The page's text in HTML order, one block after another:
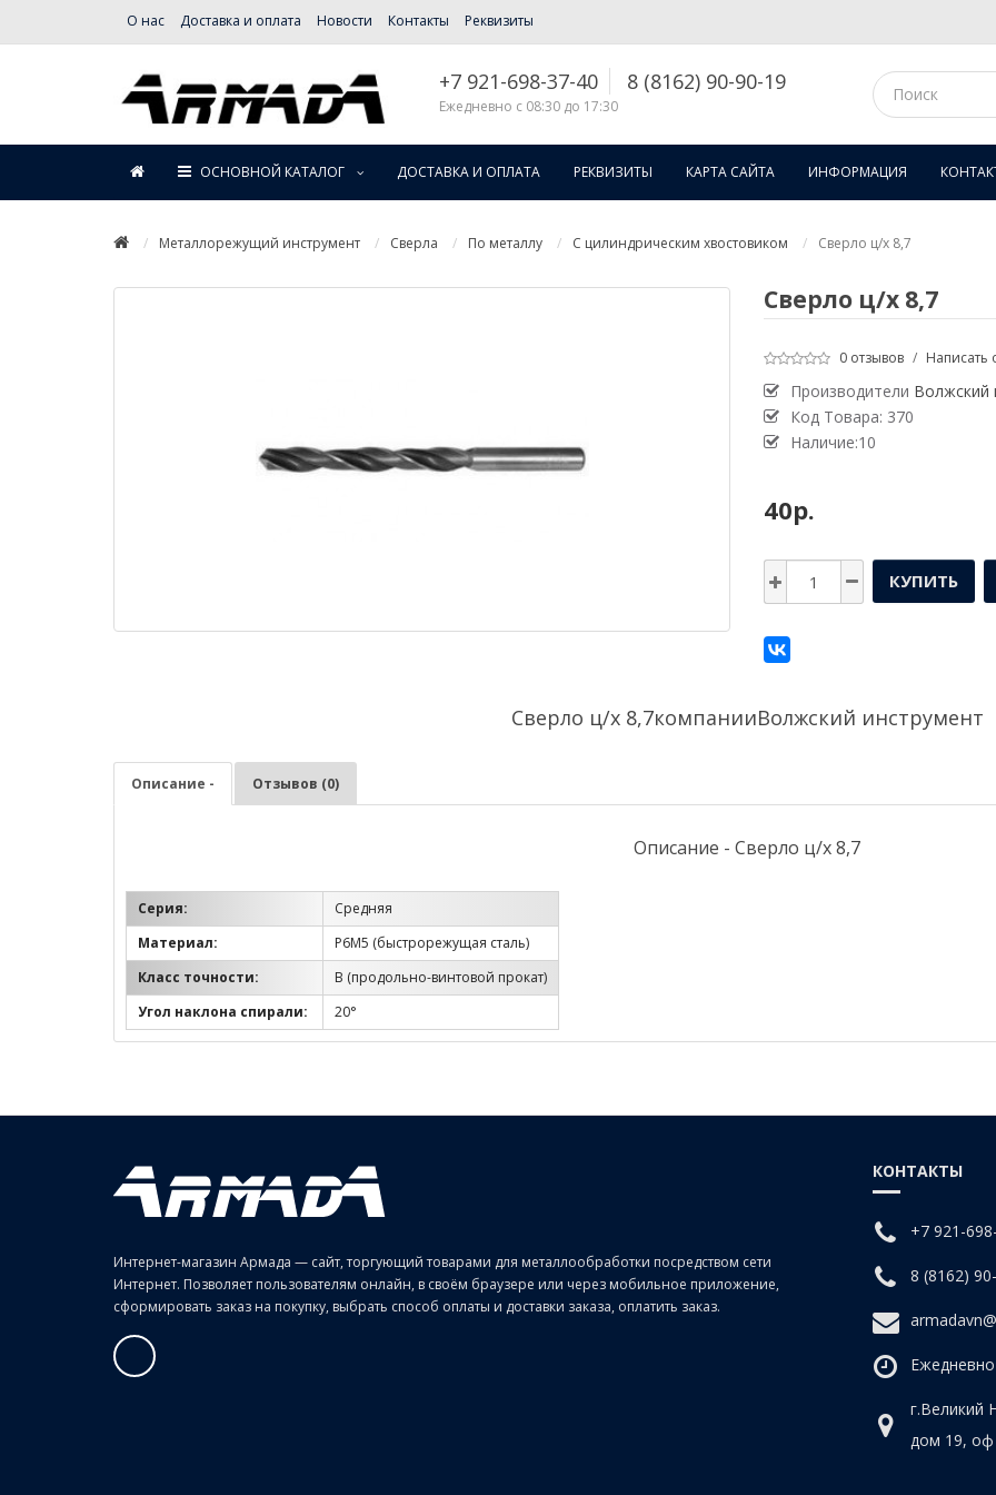
О нас Доставка и оплата Новости Контакты Реквизиты
+7 921-698-37-40 8 (8162) 90-90-19
Ежедневно с 08:30 до 17:30
ОСНОВНОЙ КАТАЛОГ ДОСТАВКА И ОПЛАТА РЕКВИЗИТЫ КАРТА САЙТА ИНФОРМАЦИЯ
Металлорежущий инструмент Сверла По металлу С цилиндрическим хвостовиком Сверло ц/х 8,7
Сверло ц/х 8,7
0 отзывов / Написать
Производители Волжский
Код Товара: 370
Наличие:10
40р.
КУПИТЬ
Сверло ц/х 8,7компанииВолжский инструмент
Описание - Отзывов (0)
Описание - Сверло ц/х 8,7
Серия:
Средняя
Материал:
Р6М5 (быстрорежущая сталь)
Класс точности:
B (продольно-винтовой прокат)
Угол наклона спирали:
20°
Интернет-магазин Армада — сайт, торгующий товарами для металлообработки посредством сети
Интернет. Позволяет пользователям онлайн, в своём браузере или через мобильное приложение,
сформировать заказ на покупку, выбрать способ оплаты и доставки заказа, оплатить заказ.
КОНТАКТЫ
+7 921-
8 (8162)
г.Великий
дом 19, оф